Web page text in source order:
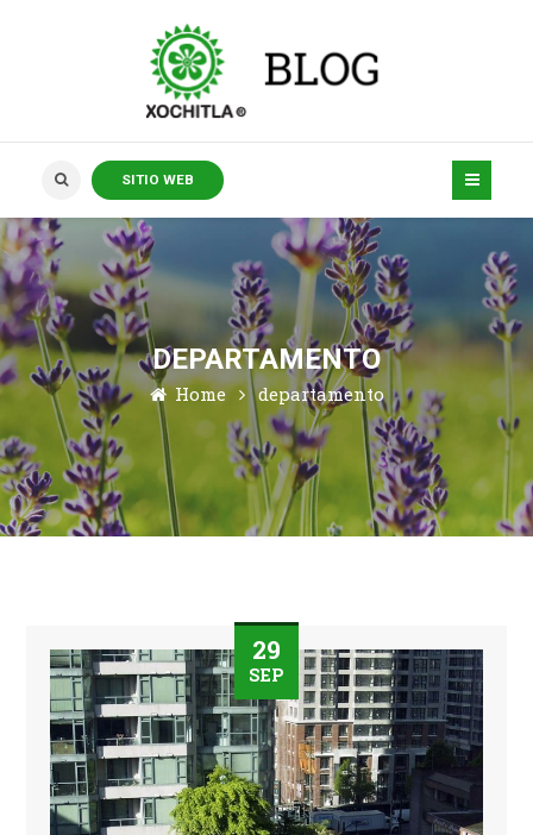
SITIO WEB
DEPARTAMENTO
Home departamento
29
SEP